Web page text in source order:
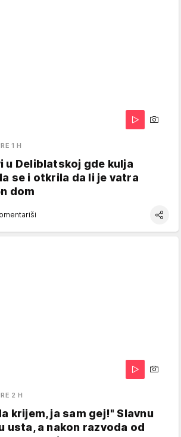
1 H
u Deliblatskoj gde kulja
se i otkrila da li je vatra
dom
2 H
krijem, ja sam gej!" Slavnu
usta, a nakon razvoda od